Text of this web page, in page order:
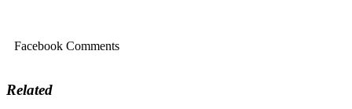
Facebook Comments
Related